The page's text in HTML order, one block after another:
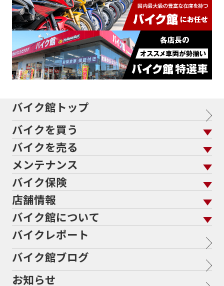
バイク館トップ
バイクを買う
バイクを買う トップ
バイクを探す
メーカーから探す
色から探す
スタイルから探す
排気量から探す
地域から探す
走行距離から探す
中古車から探す
バイクを売る
バイクを売る トップ
バイク館買取の強み
バイクを高く売るコツ
バイク買取の流れ
全国展開の強み
よくあるご質問
バイク買取強化車両
メーカー別買取相場・
メンテナンス
メンテナンス トップ
バイク点検
バイク車検
Bikeep
プロテクションフィルム
バイク保険
バイク保険 トップ
自賠責保険
任意保険
バイク保険無料見積り（現在未加入の方）
バイク保険無料見積り（他社でご加入の方）
店舗情報
店舗情報 トップ
北海道
宮城
福島
バイク館について
バイク館について トップ
バイク館が選ばれる理由
会社概要
バイクレポート
バイク館ブログ
お知らせ